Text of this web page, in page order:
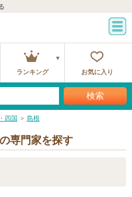
ランキング お気に入り
検索
四国 島根
専門家を探す